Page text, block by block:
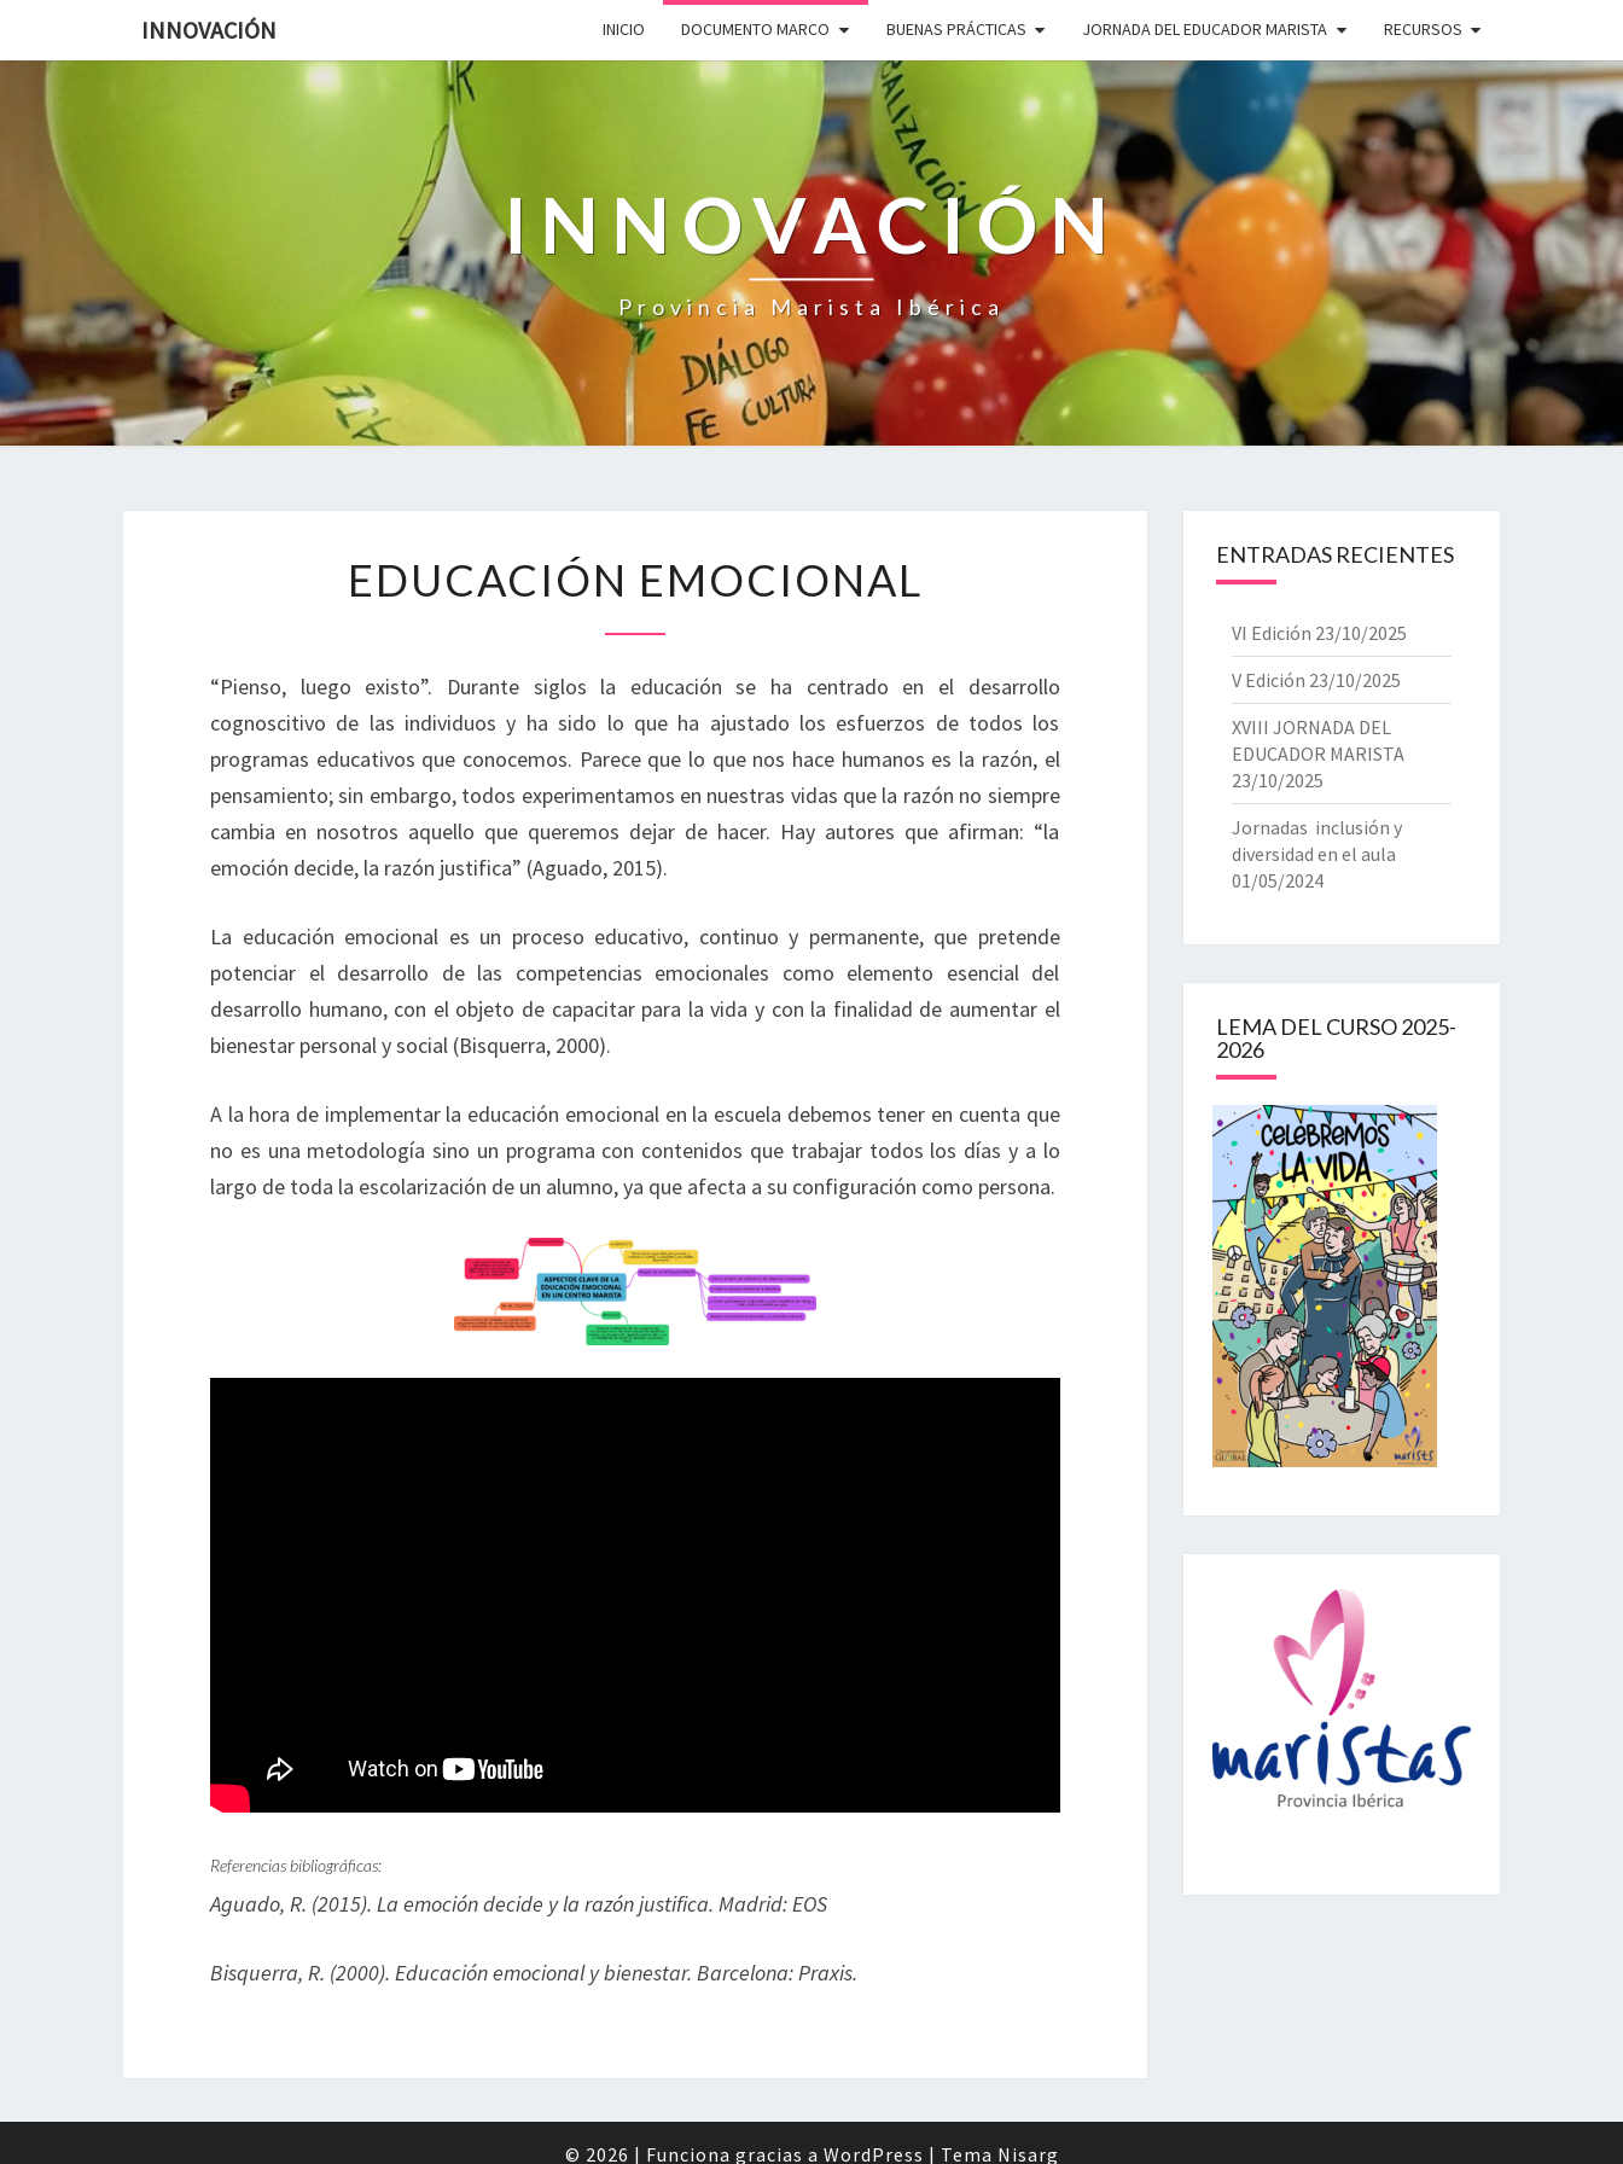
INNOVACIÓN INICIO DOCUMENTO MARCO BUENAS PRÁCTICAS JORNADA DEL EDUCADOR MARISTA RECURSOS
INNOVACIÓN
Provincia Marista Ibérica
EMOCIONAL
EDUCACIÓN EMOCIONAL
“Pienso, luego existo”. Durante siglos la educación se ha centrado en el desarrollo
cognoscitivo de las individuos y ha sido lo que ha ajustado los esfuerzos de todos los
programas educativos que conocemos. Parece que lo que nos hace humanos es la razón, el
pensamiento; sin embargo, todos experimentamos en nuestras vidas que la razón no siempre
cambia en nosotros aquello que queremos dejar de hacer. Hay autores que afirman: “la
emoción decide, la razón justifica” (Aguado, 2015).
La educación emocional es un proceso educativo, continuo y permanente, que pretende
potenciar el desarrollo de las competencias emocionales como elemento esencial del
desarrollo humano, con el objeto de capacitar para la vida y con la finalidad de aumentar el
bienestar personal y social (Bisquerra, 2000).
A la hora de implementar la educación emocional en la escuela debemos tener en cuenta que
no es una metodología sino un programa con contenidos que trabajar todos los días y a lo
largo de toda la escolarización de un alumno, ya que afecta a su configuración como persona.
Referencias bibliográficas:
Aguado, R. (2015). La emoción decide y la razón justifica. Madrid: EOS
Bisquerra, R. (2000). Educación emocional y bienestar. Barcelona: Praxis.
ENTRADAS RECIENTES
VI Edición 23/10/2025
V Edición 23/10/2025
XVIII JORNADA DEL
EDUCADOR MARISTA
23/10/2025
Jornadas inclusión y
diversidad en el aula
01/05/2024
LEMA DEL CURSO 2025-
2026
© 2026 | Funciona gracias a WordPress | Tema Nisarg